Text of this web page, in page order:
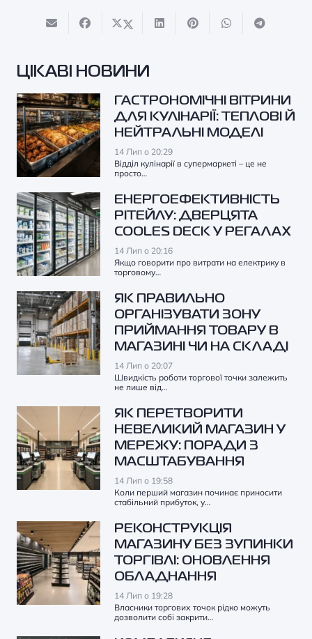
ЦІКАВІ НОВИНИ
ГАСТРОНОМІЧНІ ВІТРИНИ
ДЛЯ КУЛІНАРІЇ: ТЕПЛОВІ Й
НЕЙТРАЛЬНІ МОДЕЛІ
14 Лип о 20:29
Відділ кулінарії в супермаркеті – це не
просто…
ЕНЕРГОЕФЕКТИВНІСТЬ
РІТЕЙЛУ: ДВЕРЦЯТА
COOLES DECK У РЕГАЛАХ
14 Лип о 20:16
Якщо говорити про витрати на електрику в
торговому…
ЯК ПРАВИЛЬНО
ОРГАНІЗУВАТИ ЗОНУ
ПРИЙМАННЯ ТОВАРУ В
МАГАЗИНІ ЧИ НА СКЛАДІ
14 Лип о 20:07
Швидкість роботи торгової точки залежить
не лише від…
ЯК ПЕРЕТВОРИТИ
НЕВЕЛИКИЙ МАГАЗИН У
МЕРЕЖУ: ПОРАДИ З
МАСШТАБУВАННЯ
14 Лип о 19:58
Коли перший магазин починає приносити
стабільний прибуток, у…
РЕКОНСТРУКЦІЯ
МАГАЗИНУ БЕЗ ЗУПИНКИ
ТОРГІВЛІ: ОНОВЛЕННЯ
ОБЛАДНАННЯ
14 Лип о 19:28
Власники торгових точок рідко можуть
дозволити собі закрити…